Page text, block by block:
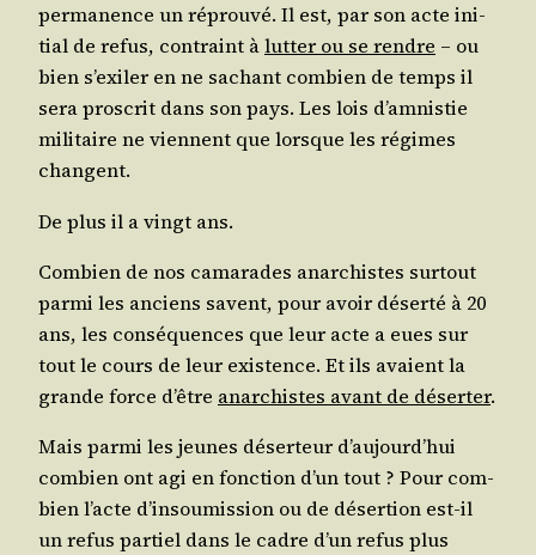
per­ma­nence un réprou­vé. Il est, par son acte ini­
tial de refus, contraint àlut­ter ou se rendre – ou
bien s’exi­ler en ne sachant com­bien de temps il
sera pros­crit dans son pays. Les lois d’am­nis­tie
mili­taire ne viennent que lorsque les régimes
changent.
De plus il a vingt ans.
Com­bien de nos cama­rades anar­chistes sur­tout
par­mi les anciens savent, pour avoir déser­té à 20
ans, les consé­quences que leur acte a eues sur
tout le cours de leur exis­tence. Et ils avaient la
grande force d’être anar­chistes avant de déser­ter.
Mais par­mi les jeunes déser­teur d’au­jourd’­hui
com­bien ont agi en fonc­tion d’un tout ? Pour com­
bien l’acte d’in­sou­mis­sion ou de déser­tion est-il
un refus par­tiel dans le cadre d’un refus plus